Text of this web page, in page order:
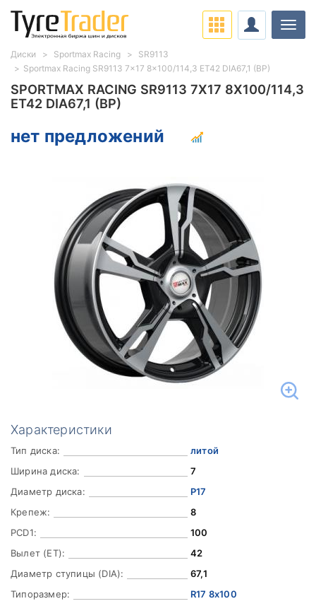
SPORTMAX RACING SR9113 7X17 8X100/114,3
ET42 DIA67,1 (BP)
нет предложений
Характеристики
Тип диска:
литой
Ширина диска:
7
Диаметр диска:
Р17
Крепеж:
8
PCD1:
100
Вылет (ET):
42
Диаметр ступицы (DIA):
67,1
Типоразмер:
R17 8x100
Диски Sportmax Racing
SR9113
Sportmax Racing SR9113 7x17 8x100/114,3 ET42 DIA67,1 (BP)